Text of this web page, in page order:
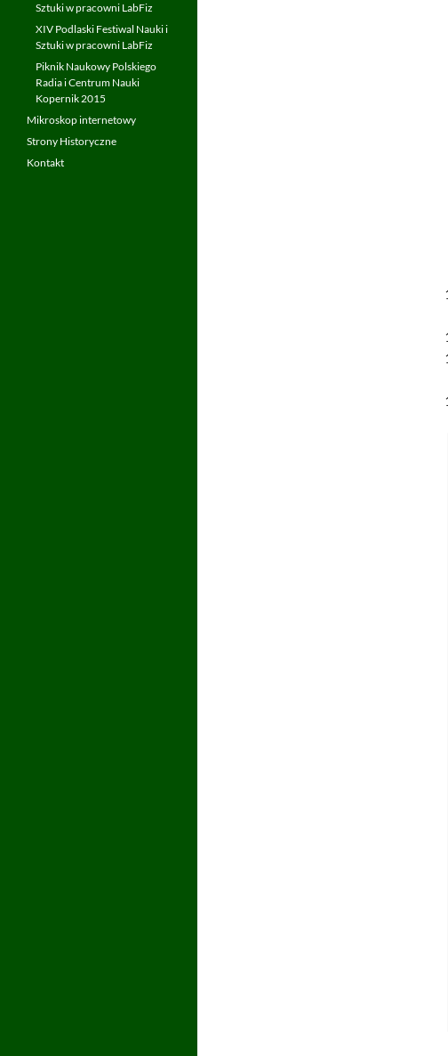
Sztuki w pracowni LabFiz
XIV Podlaski Festiwal Nauki i
Sztuki w pracowni LabFiz
Piknik Naukowy Polskiego
Radia i Centrum Nauki
Kopernik 2015
Mikroskop internetowy
Strony Historyczne
Kontakt